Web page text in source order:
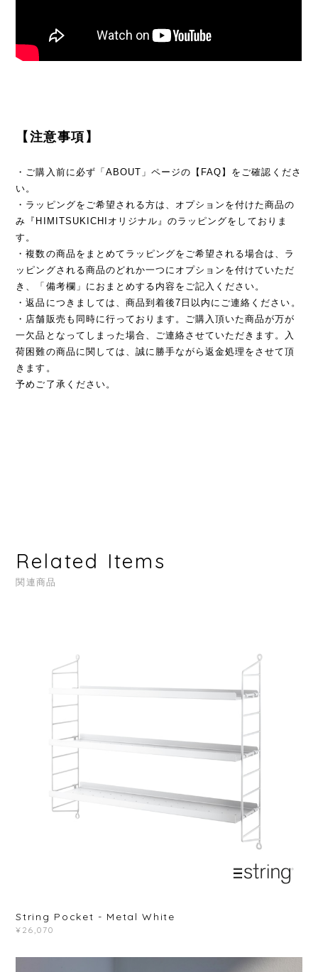
【注意事項】
・ご購入前に必ず「ABOUT」ページの【FAQ】をご確認くださ
い。
・ラッピングをご希望される方は、オプションを付けた商品の
み『HIMITSUKICHIオリジナル』のラッピングをしておりま
す。
・複数の商品をまとめてラッピングをご希望される場合は、ラ
ッピングされる商品のどれか一つにオプションを付けていただ
き、「備考欄」におまとめする内容をご記入ください。
・返品につきましては、商品到着後7日以内にご連絡ください。
・店舗販売も同時に行っております。ご購入頂いた商品が万が
一欠品となってしまった場合、ご連絡させていただきます。入
荷困難の商品に関しては、誠に勝手ながら返金処理をさせて頂
きます。
予めご了承ください。
Related Items
関連商品
String Pocket - Metal White
¥26,070